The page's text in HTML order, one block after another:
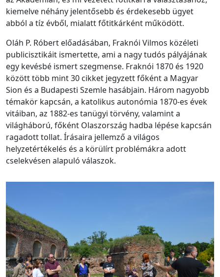
kiemelve néhány jelentősebb és érdekesebb ügyet
abból a tíz évből, mialatt főtitkárként működött.
Oláh P. Róbert előadásában, Fraknói Vilmos közéleti
publicisztikáit ismertette, ami a nagy tudós pályájának
egy kevésbé ismert szegmense. Fraknói 1870 és 1920
között több mint 30 cikket jegyzett főként a Magyar
Sion és a Budapesti Szemle hasábjain. Három nagyobb
témakör kapcsán, a katolikus autonómia 1870-es évek
vitáiban, az 1882-es tanügyi törvény, valamint a
világháború, főként Olaszország hadba lépése kapcsán
ragadott tollat. Írásaira jellemző a világos
helyzetértékelés és a körülírt problémákra adott
cselekvésen alapuló válaszok.